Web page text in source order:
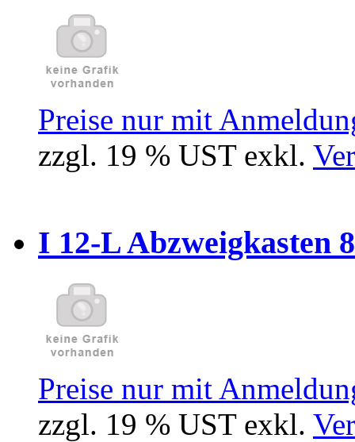
Preise nur mit
zzgl. 19 % UST exkl.
I 12-L Abzweigkasten
Preise nur mit
zzgl. 19 % UST exkl.